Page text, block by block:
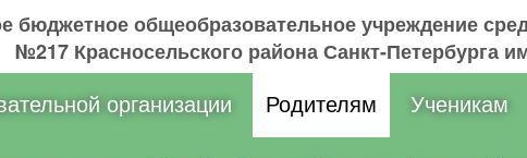
бюджетное общеобразовательное учреждение
№217 Красносельского района Санкт-Петербурга
организации Родителям Ученикам